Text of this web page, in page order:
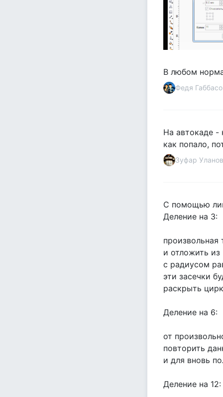
В любом
Федя
На автокаде -
как попало,
Зуфар Уланов
С помощью
Деление на 3:
произвольная
и отложить
с радиусом
эти засечки
раскрыть
Деление на 6:
от
повторить
и для вновь
Деление на 12: